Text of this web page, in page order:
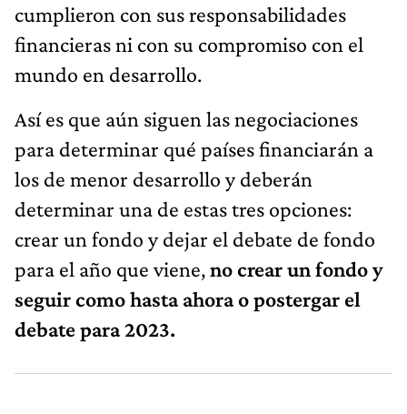
cumplieron con sus responsabilidades
financieras ni con su compromiso con el
mundo en desarrollo.
Así es que aún siguen las negociaciones
para determinar qué países financiarán a
los de menor desarrollo y deberán
determinar una de estas tres opciones:
crear un fondo y dejar el debate de fondo
para el año que viene,no crear un fondo y
seguir como hasta ahora o postergar el
debate para 2023.